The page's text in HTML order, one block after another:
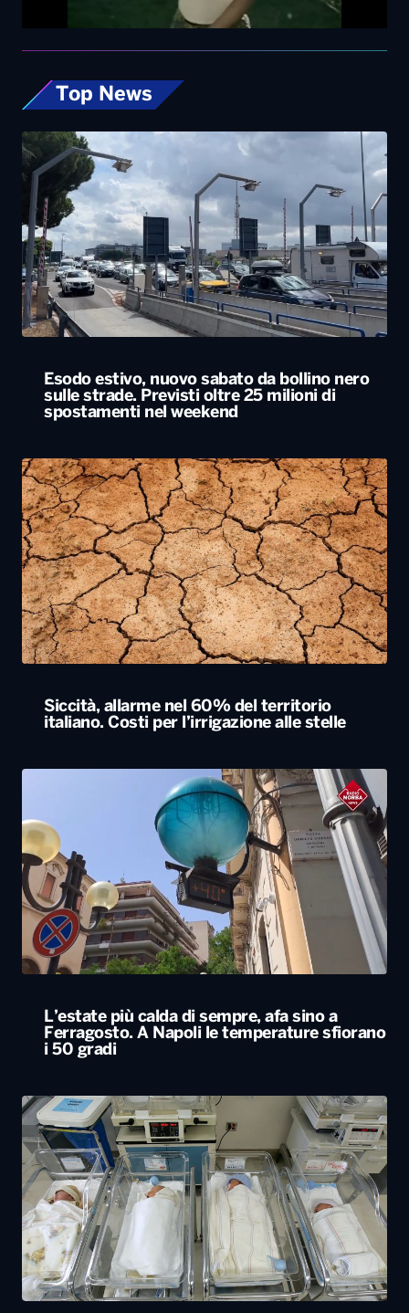
Top News
Esodo estivo, nuovo sabato da bollino nero
sulle strade. Previsti oltre 25 milioni di
spostamenti nel weekend
Siccità, allarme nel 60% del territorio
italiano. Costi per l’irrigazione alle stelle
L’estate più calda di sempre, afa sino a
Ferragosto. A Napoli le temperature sfiorano
i 50 gradi